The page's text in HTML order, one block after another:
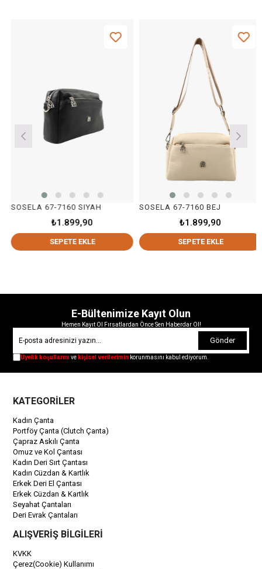
67-7160 SIYAH
₺1.899,90
SEPETE EKLE
SOSELA 67-7160 BEJ
₺1.899,90
SEPETE EKLE
E-Bültenimize Kayıt Olun
Hemen Kayıt Ol Fırsatlardan Önce Sen Haberdar Ol!
Gönder
Üyelik koşullarınıve kişisel verilerimin korunmasını kabul ediyorum.
KATEGORİLER
Kadın Çanta
Portföy Çanta (Clutch Çanta)
Çapraz Askılı Çanta
Omuz ve Kol Çantası
Kadın Deri Sırt Çantası
Kadın Cüzdan & Kartlık
Erkek Deri El Çantası
Erkek Cüzdan & Kartlık
Seyahat Çantaları
Deri Evrak Çantaları
ALIŞVERİŞ BİLGİLERİ
KVKK
Çerez(Cookie) Kullanımı